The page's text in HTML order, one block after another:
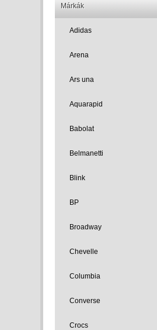
Márkák
Adidas
Arena
Ars una
Aquarapid
Babolat
Belmanetti
Blink
BP
Broadway
Chevelle
Columbia
Converse
Crocs